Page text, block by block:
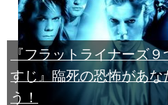
『フラットライナーズ９
すじ』臨死の恐怖があな
う！